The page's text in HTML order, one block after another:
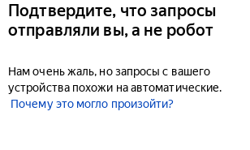
Подтвердите, что запросы
отправляли вы, а не робот
Нам очень жаль, но запросы с вашего
устройства похожи на автоматические.
Почему это могло произойти?